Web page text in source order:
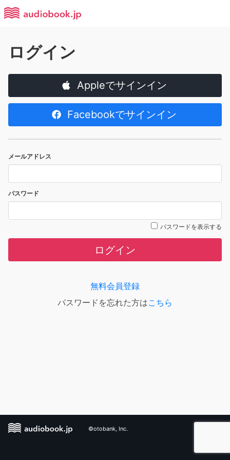
ログイン
Appleでサインイン
Facebookでサインイン
メールアドレス
パスワード
パスワードを表示する
ログイン
無料会員登録
パスワードを忘れた方はこちら
©otobank, Inc.